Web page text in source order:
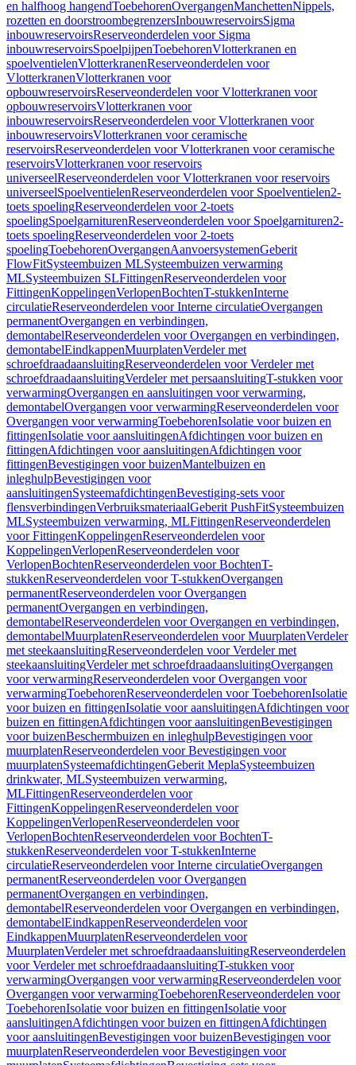
en halfhoog hangendToebehorenOvergangenManchettenNippels,
rozetten en doorstroombegrenzersInbouwreservoirsSigma
inbouwreservoirsReserveonderdelen voor Sigma
inbouwreservoirsSpoelpijpenToebehorenVlotterkranen en
spoelventielenVlotterkranenReserveonderdelen voor
VlotterkranenVlotterkranen voor
opbouwreservoirsReserveonderdelen voor Vlotterkranen voor
opbouwreservoirsVlotterkranen voor
inbouwreservoirsReserveonderdelen voor Vlotterkranen voor
inbouwreservoirsVlotterkranen voor ceramische
reservoirsReserveonderdelen voor Vlotterkranen voor ceramische
reservoirsVlotterkranen voor reservoirs
universeelReserveonderdelen voor Vlotterkranen voor reservoirs
universeelSpoelventielenReserveonderdelen voor Spoelventielen2-
toets spoelingReserveonderdelen voor 2-toets
spoelingSpoelgarniturenReserveonderdelen voor Spoelgarnituren2-
toets spoelingReserveonderdelen voor 2-toets
spoelingToebehorenOvergangenAanvoersystemenGeberit
FlowFitSysteembuizen MLSysteembuizen verwarming
MLSysteembuizen SLFittingenReserveonderdelen voor
FittingenKoppelingenVerlopenBochtenT-stukkenInterne
circulatieReserveonderdelen voor Interne circulatieOvergangen
permanentOvergangen en verbindingen,
demontabelReserveonderdelen voor Overgangen en verbindingen,
demontabelEindkappenMuurplatenVerdeler met
schroefdraadaansluitingReserveonderdelen voor Verdeler met
schroefdraadaansluitingVerdeler met persaansluitingT-stukken voor
verwarmingOvergangen en aansluitingen voor verwarming,
demontabelOvergangen voor verwarmingReserveonderdelen voor
Overgangen voor verwarmingToebehorenIsolatie voor buizen en
fittingenIsolatie voor aansluitingenAfdichtingen voor buizen en
fittingenAfdichtingen voor aansluitingenAfdichtingen voor
fittingenBevestigingen voor buizenMantelbuizen en
inleghulpBevestigingen voor
aansluitingenSysteemafdichtingenBevestiging-sets voor
flensverbindingenVerbruiksmateriaalGeberit PushFitSysteembuizen
MLSysteembuizen verwarming, MLFittingenReserveonderdelen
voor FittingenKoppelingenReserveonderdelen voor
KoppelingenVerlopenReserveonderdelen voor
VerlopenBochtenReserveonderdelen voor BochtenT-
stukkenReserveonderdelen voor T-stukkenOvergangen
permanentReserveonderdelen voor Overgangen
permanentOvergangen en verbindingen,
demontabelReserveonderdelen voor Overgangen en verbindingen,
demontabelMuurplatenReserveonderdelen voor MuurplatenVerdeler
met steekaansluitingReserveonderdelen voor Verdeler met
steekaansluitingVerdeler met schroefdraadaansluitingOvergangen
voor verwarmingReserveonderdelen voor Overgangen voor
verwarmingToebehorenReserveonderdelen voor ToebehorenIsolatie
voor buizen en fittingenIsolatie voor aansluitingenAfdichtingen voor
buizen en fittingenAfdichtingen voor aansluitingenBevestigingen
voor buizenBeschermbuizen en inleghulpBevestigingen voor
muurplatenReserveonderdelen voor Bevestigingen voor
muurplatenSysteemafdichtingenGeberit MeplaSysteembuizen
drinkwater, MLSysteembuizen verwarming,
MLFittingenReserveonderdelen voor
FittingenKoppelingenReserveonderdelen voor
KoppelingenVerlopenReserveonderdelen voor
VerlopenBochtenReserveonderdelen voor BochtenT-
stukkenReserveonderdelen voor T-stukkenInterne
circulatieReserveonderdelen voor Interne circulatieOvergangen
permanentReserveonderdelen voor Overgangen
permanentOvergangen en verbindingen,
demontabelReserveonderdelen voor Overgangen en verbindingen,
demontabelEindkappenReserveonderdelen voor
EindkappenMuurplatenReserveonderdelen voor
MuurplatenVerdeler met schroefdraadaansluitingReserveonderdelen
voor Verdeler met schroefdraadaansluitingT-stukken voor
verwarmingOvergangen voor verwarmingReserveonderdelen voor
Overgangen voor verwarmingToebehorenReserveonderdelen voor
ToebehorenIsolatie voor buizen en fittingenIsolatie voor
aansluitingenAfdichtingen voor buizen en fittingenAfdichtingen
voor aansluitingenBevestigingen voor buizenBevestigingen voor
muurplatenReserveonderdelen voor Bevestigingen voor